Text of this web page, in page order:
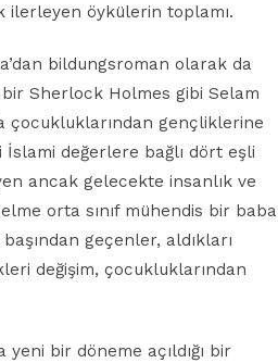
ilerleyen öykülerin toplamı.
bildungsroman olarak da
Sherlock Holmes gibi Selam
çocukluklarından gençliklerine
değerlere bağlı dört eşli
ancak gelecekte insanlık ve
orta sınıf mühendis bir baba
geçenler, aldıkları
değişim, çocukluklarından
yeni bir döneme açıldığı bir